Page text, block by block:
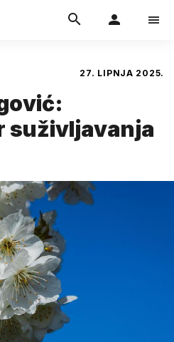
27. LIPNJA 2025.
suživljavanja